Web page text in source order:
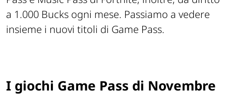
a 1.000 Bucks ogni mese. Passiamo a vedere
insieme i nuovi titoli di Game Pass.
I giochi Game Pass di Novembre